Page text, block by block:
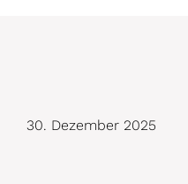
D
30. Dezember 2025